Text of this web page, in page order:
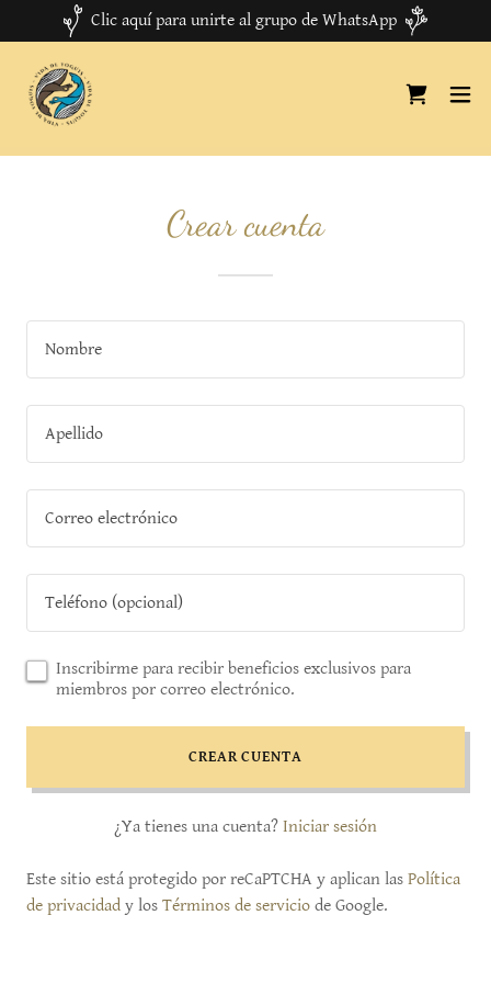
Clic aquí para unirte al grupo de WhatsApp
Crear cuenta
Inscribirme para recibir beneficios exclusivos para
miembros por correo electrónico.
CREAR CUENTA
¿Ya tienes una cuenta? Iniciar sesión
Este sitio está protegido por reCaPTCHA y aplican las Política
de privacidad y los Términos de servicio de Google.